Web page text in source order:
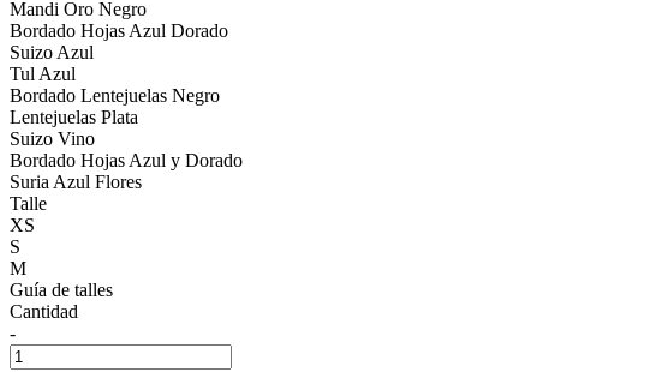
Mandi Oro Negro
Bordado Hojas Azul Dorado
Suizo Azul
Tul Azul
Bordado Lentejuelas Negro
Lentejuelas Plata
Suizo Vino
Bordado Hojas Azul y Dorado
Suria Azul Flores
Talle
XS
S
M
Guía de talles
Cantidad
-